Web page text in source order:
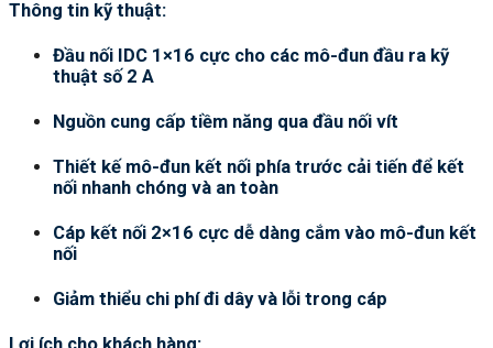
Thông tin kỹ thuật:
Đầu nối IDC 1×16 cực cho các mô-đun đầu ra kỹ
thuật số 2 A
Nguồn cung cấp tiềm năng qua đầu nối vít
Thiết kế mô-đun kết nối phía trước cải tiến để kết
nối nhanh chóng và an toàn
Cáp kết nối 2×16 cực dễ dàng cắm vào mô-đun kết
nối
Giảm thiểu chi phí đi dây và lỗi trong cáp